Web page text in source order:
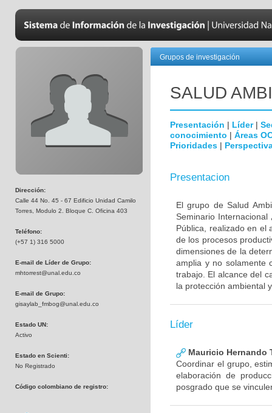
Dirección:
Calle 44 No. 45 - 67 Edificio Unidad Camilo
Torres, Modulo 2. Bloque C. Oficina 403
Teléfono:
(+57 1) 316 5000
E-mail de Líder de Grupo:
mhtorrest@unal.edu.co
E-mail de Grupo:
gisaylab_fmbog@unal.edu.co
Estado UN:
Activo
Estado en Scienti:
No Registrado
Código colombiano de registro:
Grupos de investigación
SALUD
Presentación | Líder|
conocimiento | Áreas
Prioridades |
Presentacion
El grupo de Salud
Seminario
Pública, realizado en el
de los procesos
dimensiones de la
amplia y no solamente
trabajo. El alcance del
la protección ambiental
Líder
Mauricio Hernando
Coordinar el grupo,
elaboración de
posgrado que se